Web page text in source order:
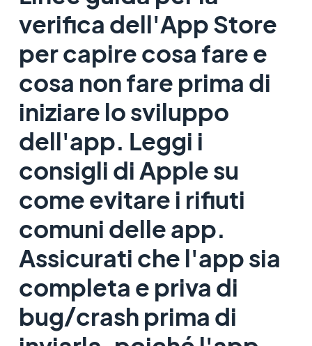
verifica dell'App Store
per capire cosa fare e
cosa non fare prima di
iniziare lo sviluppo
dell'app. Leggi i
consigli di Apple su
come evitare i rifiuti
comuni delle app.
Assicurati che l'app sia
completa e priva di
bug/crash prima di